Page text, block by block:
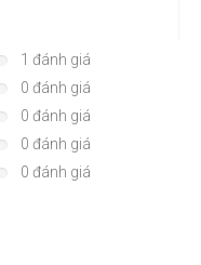
1 đánh giá
0 đánh giá
0 đánh giá
0 đánh giá
0 đánh giá